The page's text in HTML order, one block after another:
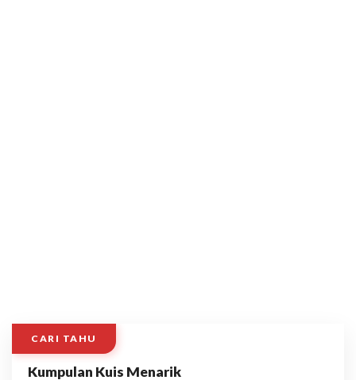
CARI TAHU
Kumpulan Kuis Menarik